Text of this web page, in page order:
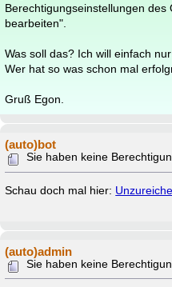
Berechtigungseinstellungen des
bearbeiten".
Was soll das? Ich will einfach
Wer hat so was schon mal
Gruß Egon.
(auto)bot
Sie haben keine
Schau doch mal hier:
(auto)admin
Sie haben keine